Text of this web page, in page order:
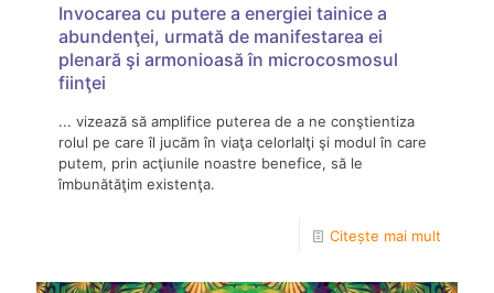
Invocarea cu putere a energiei tainice a
abundenţei, urmată de manifestarea ei
plenară şi armonioasă în microcosmosul
fiinţei
... vizează să amplifice puterea de a ne conştientiza
rolul pe care îl jucăm în viaţa celorlalţi şi modul în care
putem, prin acţiunile noastre benefice, să le
îmbunătăţim existenţa.
Citește mai mult